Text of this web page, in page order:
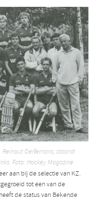
Reinout Oerlemans, staand
Foto: Hockey Magazine
aan bij de selectie van KZ.
tot een van de
de status van Bekende